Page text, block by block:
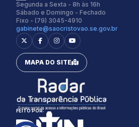
Espaçamento Fonte:
0px
Alterar Tema:
Claro
Segunda a Sexta - 8h às 16h
Sábado e Domingo - Fechado
Fixo - (79) 3045-4910
gabinete@saocristovao.se.gov.br
MAPA DO SITE
FEITO POR: